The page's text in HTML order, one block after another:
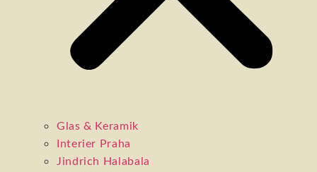
Glas & Keramik
Interier Praha
Jindrich Halabala